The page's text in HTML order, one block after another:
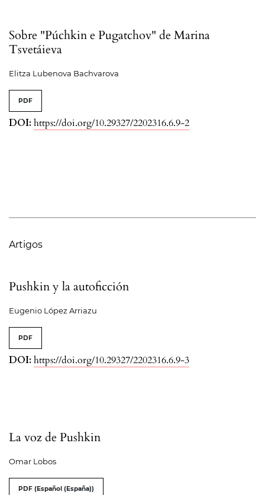
Sobre "Púchkin e Pugatchov" de Marina
Tsvetáieva
Elitza Lubenova Bachvarova
PDF
DOI: https://doi.org/10.29327/2202316.6.9-2
Artigos
Pushkin y la autoficción
Eugenio López Arriazu
PDF
DOI: https://doi.org/10.29327/2202316.6.9-3
La voz de Pushkin
Omar Lobos
PDF (Español (España))